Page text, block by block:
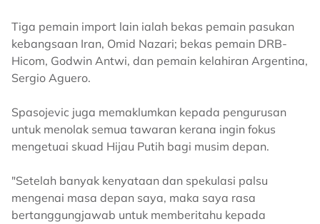
Tiga pemain import lain ialah bekas pemain pasukan
kebangsaan Iran, Omid Nazari; bekas pemain DRB-
Hicom, Godwin Antwi, dan pemain kelahiran Argentina,
Sergio Aguero.
Spasojevic juga memaklumkan kepada pengurusan
untuk menolak semua tawaran kerana ingin fokus
mengetuai skuad Hijau Putih bagi musim depan.
"Setelah banyak kenyataan dan spekulasi palsu
mengenai masa depan saya, maka saya rasa
bertanggungjawab untuk memberitahu kepada